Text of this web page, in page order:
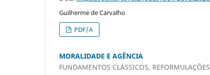
Guilherme de Carvalho
PDF/A
MORALIDADE E AGÊNCIA
FUNDAMENTOS CLÁSSICOS,